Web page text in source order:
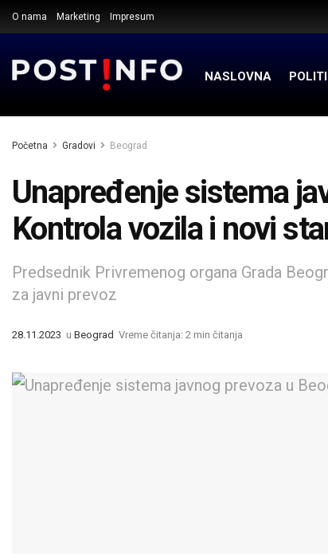
O nama Marketing Impresum
NASLOVNA
Početna Gradovi Beograd
Unapređenje sistema
Kontrola vozila i novi
Predsednik Privremenog organa Grada
za javni prevoz
28.11.2023 u Beograd Vreme čitanja: 2 min čitanja